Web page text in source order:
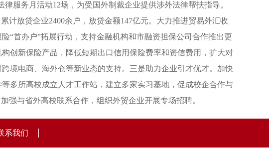
服务月活动12场，为受国外制裁企业提供涉外法律帮扶指导。
计放贷企业2400余户，放贷金额147亿元。大力推进贸易外汇收
“首办户”拓展行动，支持金融机构和市融资担保公司合作推出更
创新保险产品，降低短期出口信用保险费率和资信费用，扩大对
境电商、海外仓等新业态的支持。三是助力企业引才优才。加快
多所高校成立人才工作站，建立多家实习基地，促成校企合作与
强与省外高校联系合作，组织外贸企业开展专场招聘。
系我们